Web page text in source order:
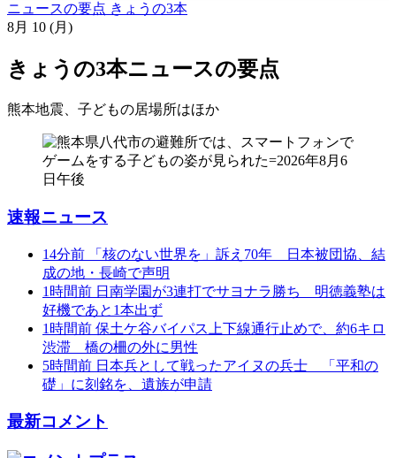
ニュースの要点 きょうの3本
8月 10 (月)
きょうの3本ニュースの要点
熊本地震、子どもの居場所はほか
速報ニュース
14分前
「核のない世界を」訴え70年 日本被団協、結
成の地・長崎で声明
1時間前 日南学園が3連打でサヨナラ勝ち 明徳義塾は
好機であと1本出ず
1時間前 保土ケ谷バイパス上下線通行止めで、約6キロ
渋滞 橋の柵の外に男性
5時間前 日本兵として戦ったアイヌの兵士 「平和の
礎」に刻銘を、遺族が申請
最新コメント